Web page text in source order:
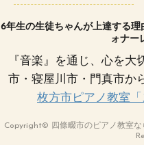
6年生の生徒ちゃんが上達する理
ォナー
『音楽』を通じ、心を
市・寝屋川市・門真市か
枚方市ピアノ教室「
Copyright© 四條畷市のピアノ教室な